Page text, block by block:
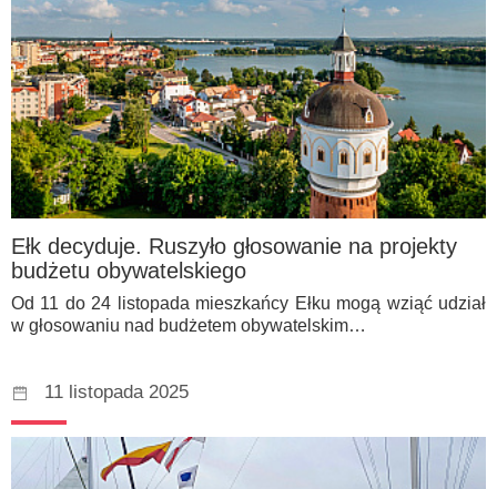
Ełk decyduje. Ruszyło głosowanie na projekty
budżetu obywatelskiego
Od 11 do 24 listopada mieszkańcy Ełku mogą wziąć udział
w głosowaniu nad budżetem obywatelskim…
11 listopada 2025